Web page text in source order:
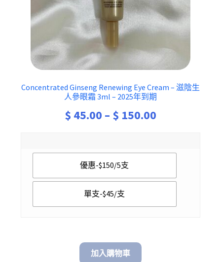
Concentrated Ginseng Renewing Eye Cream – 滋陰生
人參眼霜 3ml – 2025年到期
$ 45.00 – $ 150.00
$ 45.00
優惠-$150/5支
單支-$45/支
加入購物車